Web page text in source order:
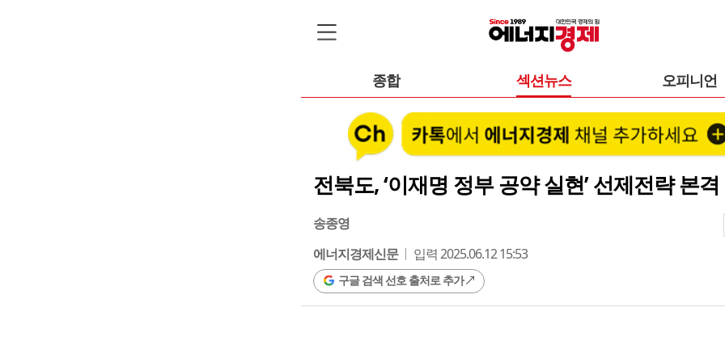
종합 섹션뉴스 오피니언
전북도, ‘이재명 정부 공약 실현’ 선제전략 본
송종영
에너지경제신문
입력 2025.06.12 15:53
구글 검색 선호 출처로 추가